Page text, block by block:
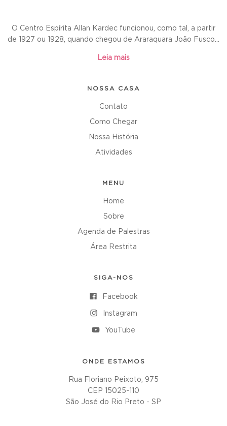
O Centro Espírita Allan Kardec funcionou, como tal, a partir
de 1927 ou 1928, quando chegou de Araraquara João Fusco...
Leia mais
NOSSA CASA
Contato
Como Chegar
Nossa História
Atividades
MENU
Home
Sobre
Agenda de Palestras
Área Restrita
SIGA-NOS
Facebook
Instagram
YouTube
ONDE ESTAMOS
Rua Floriano Peixoto, 975
CEP 15025-110
São José do Rio Preto - SP